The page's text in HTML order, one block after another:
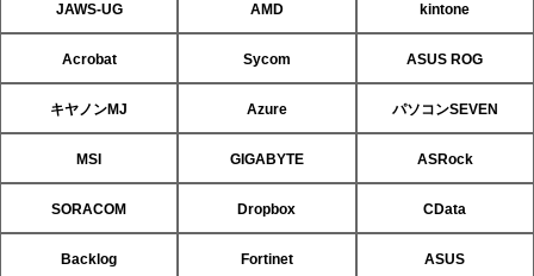
JAWS-UG AMD kintone
Acrobat Sycom ASUS ROG
キヤノンMJ Azure パソコンSEVEN
MSI GIGABYTE ASRock
SORACOM Dropbox CData
Backlog Fortinet ASUS